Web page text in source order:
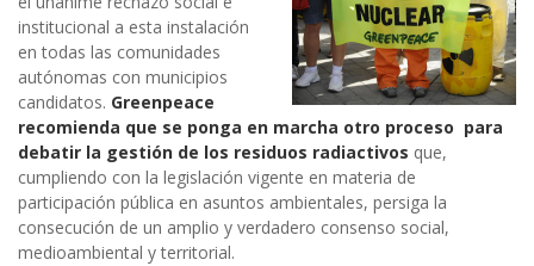
institucional a esta instalación
en todas las comunidades
autónomas con municipios
candidatos. Greenpeace
recomienda que se ponga en marcha otro proceso para
debatir la gestión de los residuos radiactivos que,
cumpliendo con la legislación vigente en materia de
participación pública en asuntos ambientales, persiga la
consecución de un amplio y verdadero consenso social,
medioambiental y territorial.